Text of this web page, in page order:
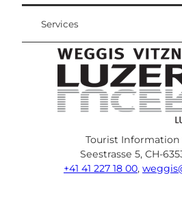
Services
Tourist
Seestrasse 5, CH-
+41 41 227 18 00,